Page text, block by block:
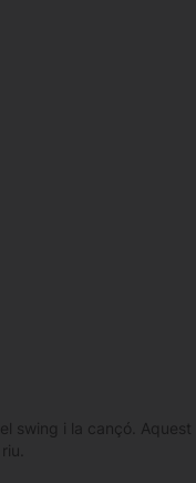
swing i la cançó. Aquest